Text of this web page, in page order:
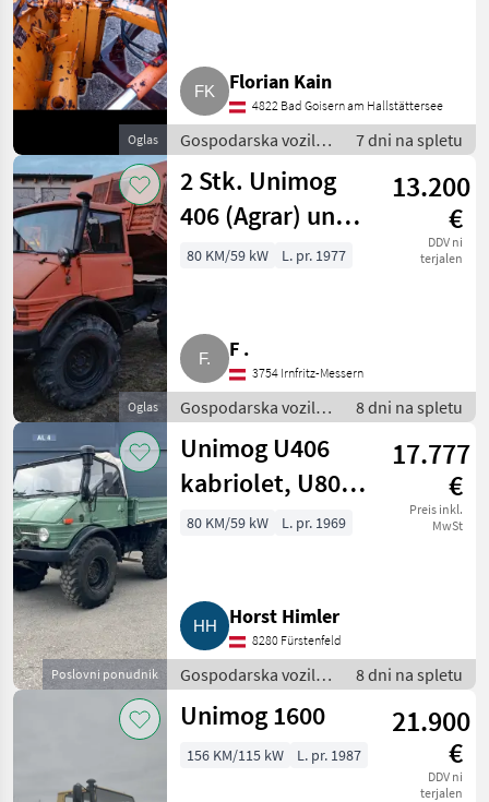
Oglas
Florian Kain
4822 Bad Goisern am Hallstättersee
Gospodarska vozila /
Tovornjak
7 dni na spletu
Oglas
2 Stk. Unimog
406 (Agrar) und
OM 352
13.200
€
DDV ni
terjalen
80 KM/59 kW L. pr. 1977
F .
3754 Irnfritz-Messern
Gospodarska vozila /
Tovornjak
8 dni na spletu
Poslovni ponudnik
Unimog U406
kabriolet, U80
U406
17.777
€
Preis inkl.
MwSt
80 KM/59 kW L. pr. 1969
Horst Himler
8280 Fürstenfeld
Gospodarska vozila /
Tovornjak
8 dni na spletu
Unimog 1600
21.900
€
DDV ni
terjalen
156 KM/115 kW L. pr. 1987